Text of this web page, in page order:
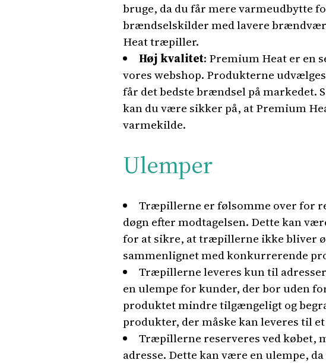
bruge, da du får mere varmeudbytte
brændselskilder med lavere
Heat træpiller.
Høj kvalitet: Premium Heat er
vores webshop. Produkterne
får det bedste brændsel på
kan du være sikker på, at Premium
varmekilde.
Ulemper
Træpillerne er følsomme over for
døgn efter modtagelsen. Dette kan
for at sikre, at træpillerne ikke bliver
sammenlignet med konkurrerende
Træpillerne leveres kun til
en ulempe for kunder, der bor uden
produktet mindre tilgængeligt og
produkter, der måske kan leveres til
Træpillerne reserveres ved købet,
adresse. Dette kan være en ulempe,